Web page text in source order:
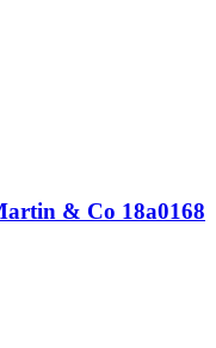
& Co 18a0168